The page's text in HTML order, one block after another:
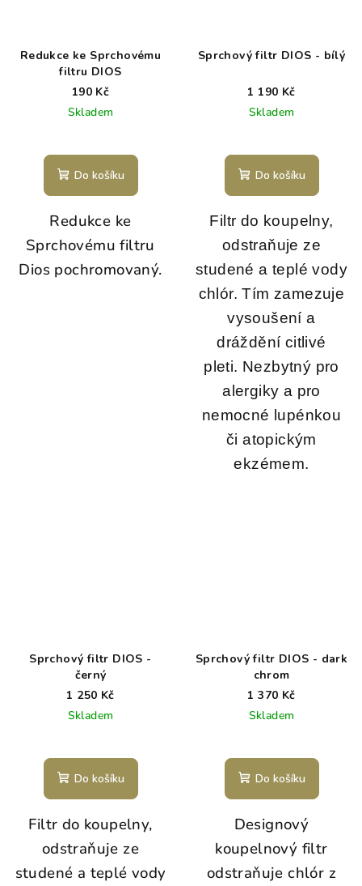
Redukce ke Sprchovému
filtru DIOS
190 Kč
Skladem
Do košíku
Redukce ke
Sprchovému filtru
Dios pochromovaný.
Sprchový filtr DIOS - bílý
1 190 Kč
Skladem
Do košíku
Filtr do koupelny,
odstraňuje ze
studené a teplé vody
chlór. Tím zamezuje
vysoušení a
dráždění citlivé
pleti. Nezbytný pro
alergiky a pro
nemocné lupénkou
či atopickým
ekzémem.
Sprchový filtr DIOS -
černý
1 250 Kč
Skladem
Do košíku
Filtr do koupelny,
odstraňuje ze
studené a teplé vody
Sprchový filtr DIOS - dark
chrom
1 370 Kč
Skladem
Do košíku
Designový
koupelnový filtr
odstraňuje chlór z